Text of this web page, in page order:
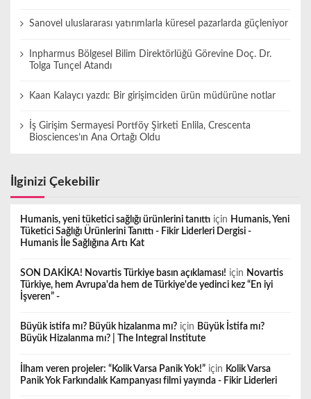
Sanovel uluslararası yatırımlarla küresel pazarlarda güçleniyor
Inpharmus Bölgesel Bilim Direktörlüğü Görevine Doç. Dr.
Tolga Tunçel Atandı
Kaan Kalaycı yazdı: Bir girişimciden ürün müdürüne notlar
İş Girişim Sermayesi Portföy Şirketi Enlila, Crescenta
Biosciences’ın Ana Ortağı Oldu
İlginizi Çekebilir
Humanis, yeni tüketici sağlığı ürünlerini tanıttı için Humanis, Yeni
Tüketici Sağlığı Ürünlerini Tanıttı - Fikir Liderleri Dergisi -
Humanis İle Sağlığına Artı Kat
SON DAKİKA! Novartis Türkiye basın açıklaması! için Novartis
Türkiye, hem Avrupa'da hem de Türkiye'de yedinci kez “En iyi
İşveren” -
Büyük istifa mı? Büyük hizalanma mı? için Büyük İstifa mı?
Büyük Hizalanma mı? | The Integral Institute
İlham veren projeler: “Kolik Varsa Panik Yok!” için Kolik Varsa
Panik Yok Farkındalık Kampanyası filmi yayında - Fikir Liderleri